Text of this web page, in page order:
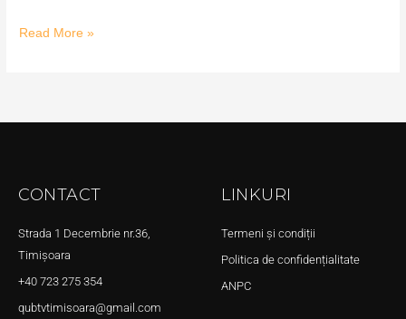
Read More »
CONTACT
Strada 1 Decembrie nr.36,
Timișoara
+40 723 275 354
qubtvtimisoara@gmail.com
LINKURI
Termeni și condiții
Politica de confidențialitate
ANPC